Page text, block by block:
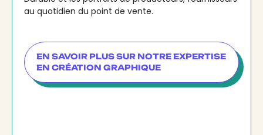
au quotidien du point de vente.
EN SAVOIR PLUS SUR NOTRE EXPERTISE
EN CRÉATION GRAPHIQUE